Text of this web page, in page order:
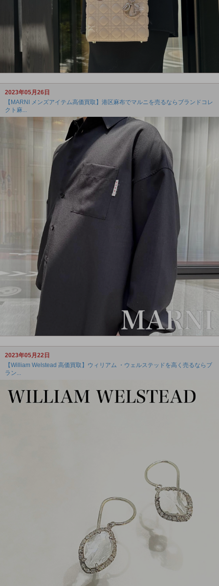
2023年05月26日
【MARNI メンズアイテム高価買取】港区麻布でマルニを売るならブランドコレ
クト麻...
2023年05月22日
【William Welstead 高価買取】ウィリアム ・ウェルステッドを高く売るならブ
ラン...